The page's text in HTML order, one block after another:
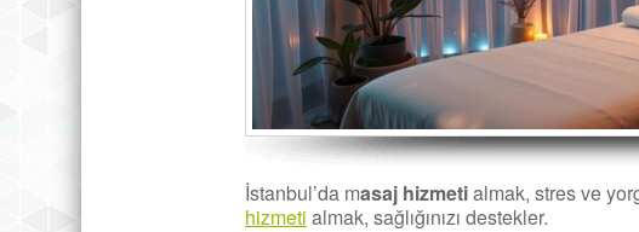
İstanbul’da masaj hizmetialmak, stres ve
hizmeti almak, sağlığınızı destekler.